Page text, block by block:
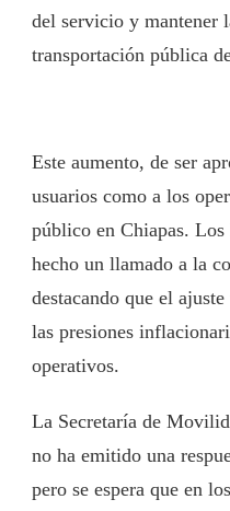
del servicio y mantener
transportación pública
Este aumento, de ser
usuarios como a los
público en Chiapas.
hecho un llamado a la
destacando que el
las presiones
operativos.
La Secretaría de
no ha emitido una
pero se espera que en